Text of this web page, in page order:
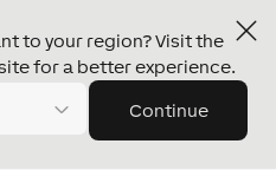
to your region? Visit the
for a better experience.
Continue